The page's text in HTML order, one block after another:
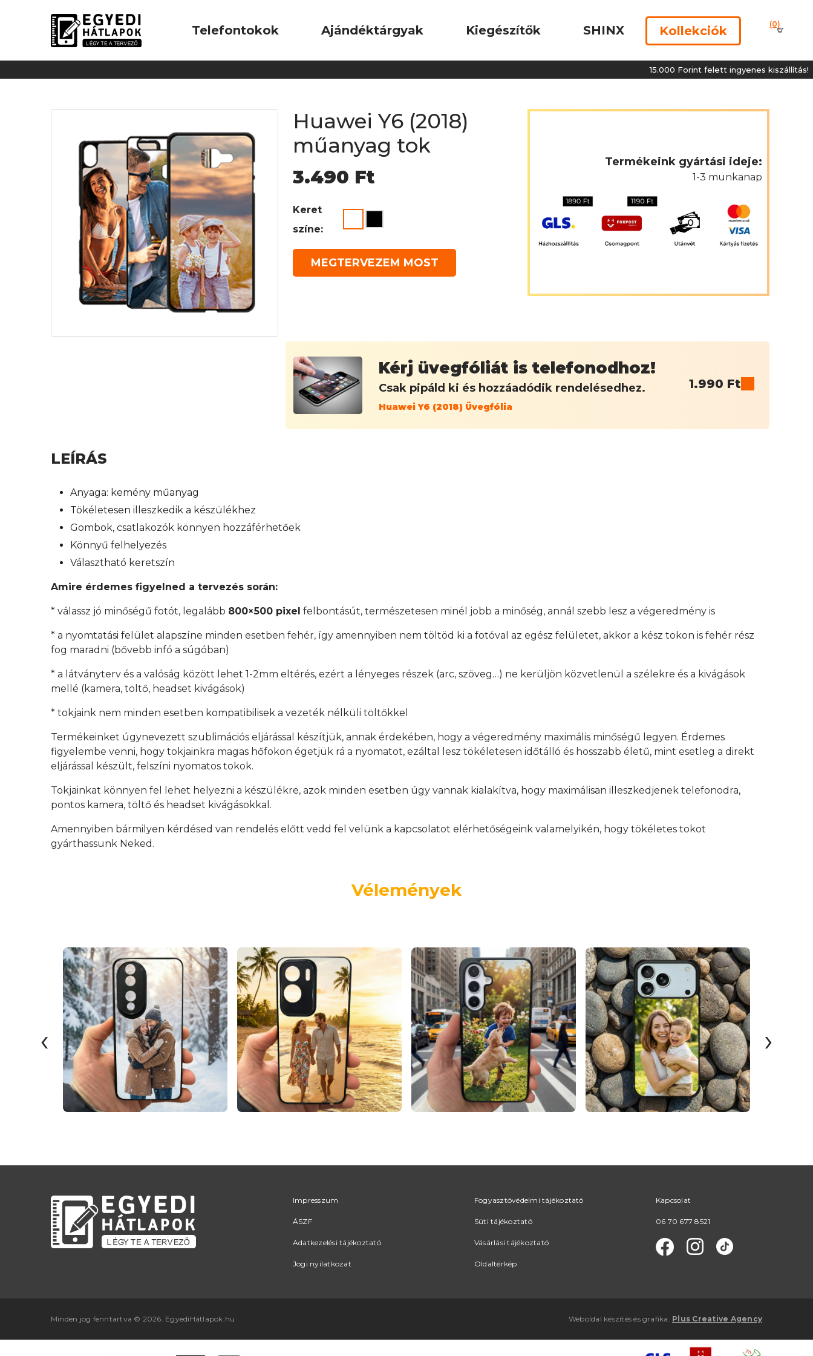
Telefontokok Ajándéktárgyak Kiegészítők SHINX Kollekciók (0)
15.000 Forint felett ingyenes kiszállítás!
Huawei Y6 (2018)
műanyag tok
3.490 Ft
Keret
színe:
MEGTERVEZEM MOST
Termékeink gyártási ideje:
1-3 munkanap
Kérj üvegfóliát is telefonodhoz!
Csak pipáld ki és hozzáadódik rendelésedhez.
Huawei Y6 (2018) Üvegfólia
1.990 Ft
LEÍRÁS
Anyaga: kemény műanyag
Tökéletesen illeszkedik a készülékhez
Gombok, csatlakozók könnyen hozzáférhetőek
Könnyű felhelyezés
Választható keretszín
Amire érdemes figyelned a tervezés során:
* válassz jó minőségű fotót, legalább 800×500 pixel felbontásút, természetesen minél jobb a minőség, annál szebb lesz a végeredmény is
* a nyomtatási felület alapszíne minden esetben fehér, így amennyiben nem töltöd ki a fotóval az egész felületet, akkor a kész tokon is fehér rész
fog maradni (bővebb infó a súgóban)
* a látványterv és a valóság között lehet 1-2mm eltérés, ezért a lényeges részek (arc, szöveg…) ne kerüljön közvetlenül a szélekre és a kivágások
mellé (kamera, töltő, headset kivágások)
* tokjaink nem minden esetben kompatibilisek a vezeték nélküli töltőkkel
Termékeinket úgynevezett szublimációs eljárással készítjük, annak érdekében, hogy a végeredmény maximális minőségű legyen. Érdemes
figyelembe venni, hogy tokjainkra magas hőfokon égetjük rá a nyomatot, ezáltal lesz tökéletesen időtálló és hosszabb életű, mint esetleg a direkt
eljárással készült, felszíni nyomatos tokok.
Tokjainkat könnyen fel lehet helyezni a készülékre, azok minden esetben úgy vannak kialakítva, hogy maximálisan illeszkedjenek telefonodra,
pontos kamera, töltő és headset kivágásokkal.
Amennyiben bármilyen kérdésed van rendelés előtt vedd fel velünk a kapcsolatot elérhetőségeink valamelyikén, hogy tökéletes tokot
gyárthassunk Neked.
Vélemények
‹ ›
Impresszum
ÁSZF
Adatkezelési tájékoztató
Jogi nyilatkozat
Fogyasztóvédelmi tájékoztató
Süti tájékoztató
Vásárlási tájékoztató
Oldaltérkép
Kapcsolat
06 70 677 8521
Minden jog fenntartva © 2026. EgyediHátlapok.hu Weboldal készítés ésgrafika : Plus Creative Agency